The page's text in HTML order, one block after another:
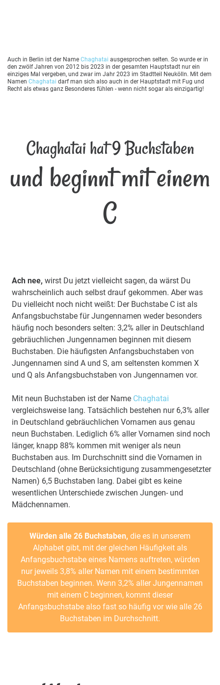
Auch in Berlin ist der Name Chaghatai ausgesprochen selten. So wurde er in
den zwölf Jahren von 2012 bis 2023 in der gesamten Hauptstadt nur ein
einziges Mal vergeben, und zwar im Jahr 2023 im Stadtteil Neukölln. Mit dem
Namen Chaghatai darf man sich also auch in der Hauptstadt mit Fug und
Recht als etwas ganz Besonderes fühlen - wenn nicht sogar als einzigartig!
Chaghatai hat 9 Buchstaben
und beginnt mit einem
C
Ach nee, wirst Du jetzt vielleicht sagen, da wärst Du
wahrscheinlich auch selbst drauf gekommen. Aber was
Du vielleicht noch nicht weißt: Der Buchstabe C ist als
Anfangsbuchstabe für Jungennamen weder besonders
häufig noch besonders selten: 3,2% aller in Deutschland
gebräuchlichen Jungennamen beginnen mit diesem
Buchstaben. Die häufigsten Anfangsbuchstaben von
Jungennamen sind A und S, am seltensten kommen X
und Q als Anfangsbuchstaben von Jungennamen vor.
Mit neun Buchstaben ist der Name Chaghatai
vergleichsweise lang. Tatsächlich bestehen nur 6,3% aller
in Deutschland gebräuchlichen Vornamen aus genau
neun Buchstaben. Lediglich 6% aller Vornamen sind noch
länger, knapp 88% kommen mit weniger als neun
Buchstaben aus. Im Durchschnitt sind die Vornamen in
Deutschland (ohne Berücksichtigung zusammengesetzter
Namen) 6,5 Buchstaben lang. Dabei gibt es keine
wesentlichen Unterschiede zwischen Jungen- und
Mädchennamen.
Würden alle 26 Buchstaben, die es in unserem
Alphabet gibt, mit der gleichen Häufigkeit als
Anfangsbuchstabe eines Namens auftreten, würden
nur jeweils 3,8% aller Namen mit einem bestimmten
Buchstaben beginnen. Wenn 3,2% aller Jungennamen
mit einem C beginnen, kommt dieser
Anfangsbuchstabe also fast so häufig vor wie alle 26
Buchstaben im Durchschnitt.